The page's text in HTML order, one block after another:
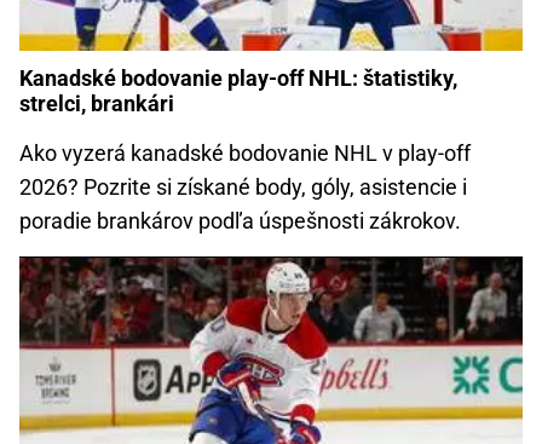
Kanadské bodovanie play-off NHL: štatistiky,
strelci, brankári
Ako vyzerá kanadské bodovanie NHL v play-off
2026? Pozrite si získané body, góly, asistencie i
poradie brankárov podľa úspešnosti zákrokov.